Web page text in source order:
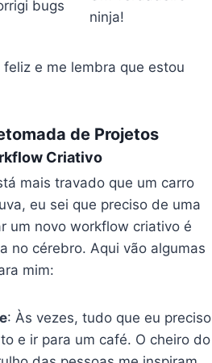
bugs
ninja!
e me lembra que estou
de Projetos
Criativo
mais travado que um carro
eu sei que preciso de uma
um novo workflow criativo é
no cérebro. Aqui vão algumas
mim:
: Às vezes, tudo que eu preciso
e ir para um café. O cheiro do